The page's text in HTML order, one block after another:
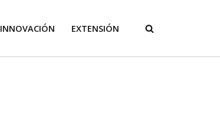
INNOVACIÓN EXTENSIÓN